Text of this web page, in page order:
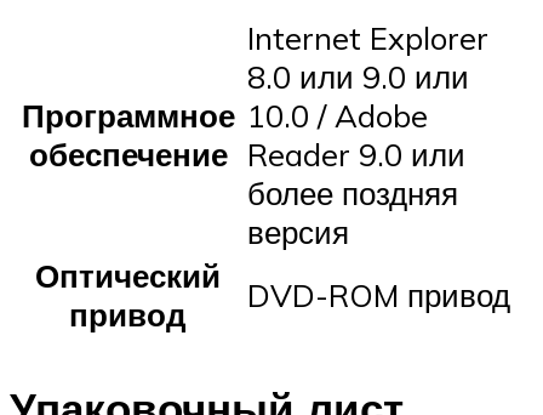
Программное
обеспечение
Internet Explorer
8.0 или 9.0 или
10.0 / Adobe
Reader 9.0 или
более поздняя
версия
Оптический
привод
DVD-ROM привод